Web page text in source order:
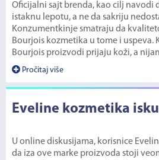
Oficijalni sajt brenda, kao cilj navodi
istaknu lepotu, a ne da sakriju
Konzumentkinje smatraju da
Bourjois kozmetika u tome i uspeva.
Bourjois proizvodi prijaju koži, a
Pročitaj više
Eveline kozmetika
U online diskusijama, korisnice
da iza ove marke proizvoda stoji